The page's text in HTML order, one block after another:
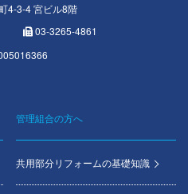
4-3-4 宮ビル8階
03-3265-4861
管理組合の方へ
共用部分リフォームの基礎知識